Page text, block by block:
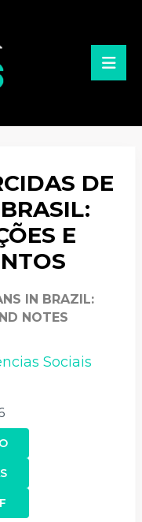
DE
E
IN BRAZIL:
NOTES
Sociais